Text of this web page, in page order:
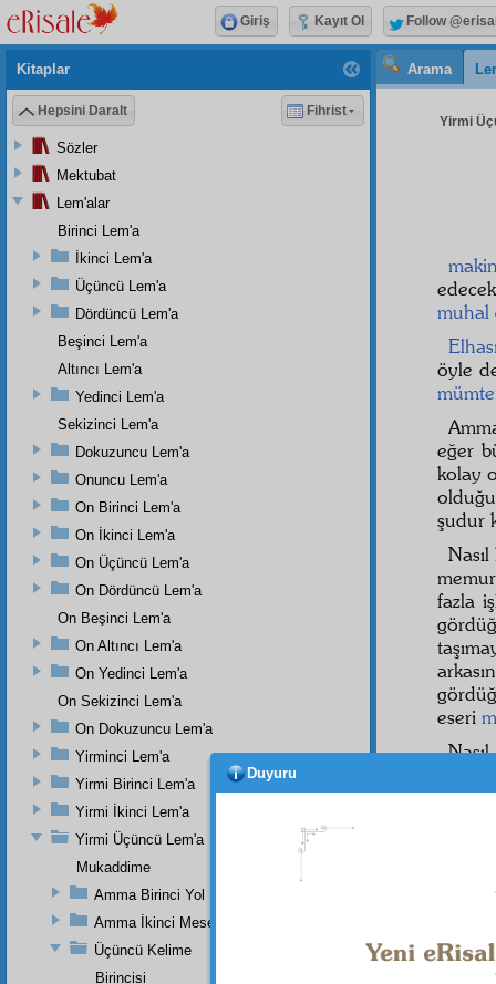
Arama
Yirmi
muhal
öyle
eğer
kolay
şudur
fazla
eseri
Kitaplar
Hepsini Daralt Fihrist
Sözler
Mektubat
Lem'alar
Birinci Lem'a
İkinci Lem'a
Üçüncü Lem'a
Dördüncü Lem'a
Beşinci Lem'a
Altıncı Lem'a
Yedinci Lem'a
Sekizinci Lem'a
Dokuzuncu Lem'a
Onuncu Lem'a
On Birinci Lem'a
On İkinci Lem'a
On Üçüncü Lem'a
On Dördüncü Lem'a
On Beşinci Lem'a
On Altıncı Lem'a
On Yedinci Lem'a
On Sekizinci Lem'a
On Dokuzuncu Lem'a
Yirminci Lem'a
Yirmi Birinci Lem'a
Yirmi İkinci Lem'a
Yirmi Üçüncü Lem'a
Mukaddime
Amma Birinci Yol
Amma İkinci Mesele
Üçüncü Kelime
Birincisi
Giriş Kayıt Ol Follow
Duyuru